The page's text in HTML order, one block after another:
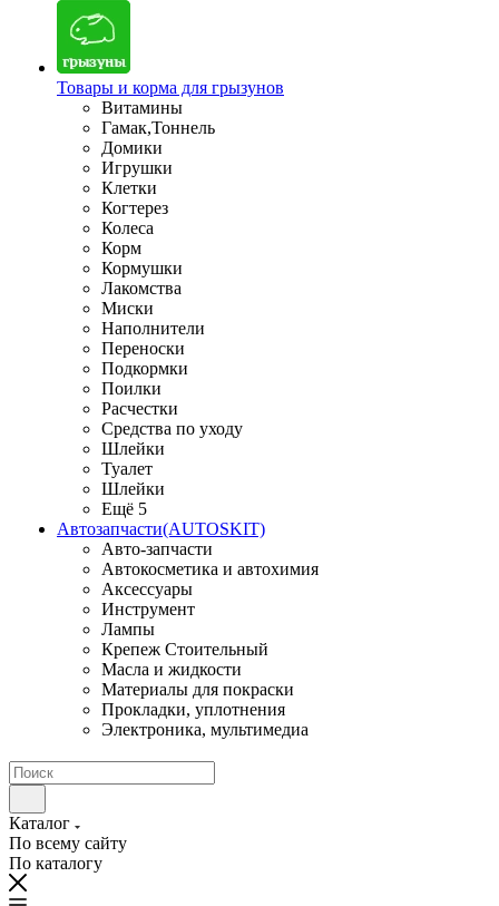
Товары и корма для грызунов
Витамины
Гамак,Тоннель
Домики
Игрушки
Клетки
Когтерез
Колеса
Корм
Кормушки
Лакомства
Миски
Наполнители
Переноски
Подкормки
Поилки
Расчестки
Средства по уходу
Шлейки
Туалет
Шлейки
Ещё 5
Автозапчасти(AUTOSKIT)
Авто-запчасти
Автокосметика и автохимия
Аксессуары
Инструмент
Лампы
Крепеж Стоительный
Масла и жидкости
Материалы для покраски
Прокладки, уплотнения
Электроника, мультимедиа
Каталог
По всему сайту
По каталогу